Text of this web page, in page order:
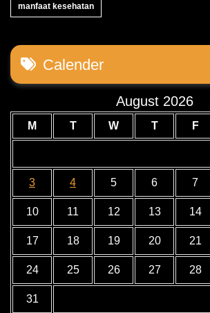
manfaat kesehatan
Calender
August 2026
M T W T F
3 4 5 6 7
10 11 12 13 14
17 18 19 20 21
24 25 26 27 28
31